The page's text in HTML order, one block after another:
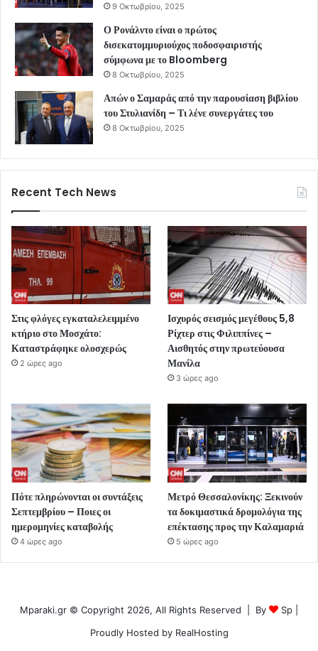
9 Οκτωβρίου, 2025
Ο Ρονάλντο είναι ο πρώτος
δισεκατομμυριούχος ποδοσφαιριστής
σύμφωνα με το Bloomberg
8 Οκτωβρίου, 2025
Απών ο Σαμαράς από την παρουσίαση βιβλίου
του Στυλιανίδη – Τι λένε συνεργάτες του
8 Οκτωβρίου, 2025
Recent Tech News
Στις φλόγες εγκαταλελειμμένο
κτήριο στο Μοσχάτο:
Καταστράφηκε ολοσχερώς
2 ώρες ago
Ισχυρός σεισμός μεγέθους 5,8
Ρίχτερ στις Φιλιππίνες –
Αισθητός στην πρωτεύουσα
Μανίλα
3 ώρες ago
Πότε πληρώνονται οι συντάξεις
Σεπτεμβρίου – Ποιες οι
ημερομηνίες καταβολής
4 ώρες ago
Μετρό Θεσσαλονίκης: Ξεκινούν
τα δοκιμαστικά δρομολόγια της
επέκτασης προς την Καλαμαριά
5 ώρες ago
Mparaki.gr © Copyright 2026, All Rights Reserved | By Sp
Proudly Hosted by RealHosting